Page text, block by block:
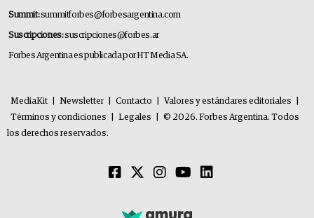
Summit:summitforbes@forbesargentina.com
Suscripciones:suscripciones@forbes.ar
Forbes Argentina es publicada por HT Media SA.
MediaKit Newsletter Contacto Valores y estándares editoriales
Términos y condiciones
Legales
© 2026. Forbes Argentina. Todos
los derechos reservados.